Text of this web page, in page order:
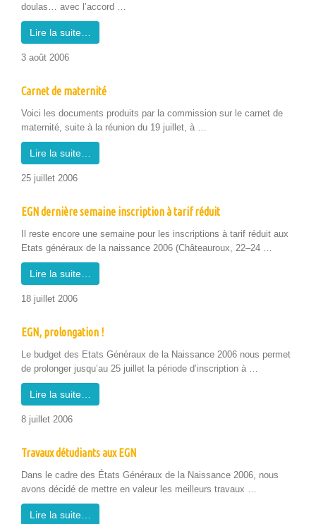
doulas… avec l’ac­cord …
Lire la suite…
3 août 2006
Carnet de maternité
Voici les doc­u­ments pro­duits par la com­mis­sion sur le car­net de
mater­nité, suite à la réu­nion du 19 juil­let, à …
Lire la suite…
25 juil­let 2006
EGN dernière semaine inscription à tarif réduit
Il reste encore une semaine pour les inscrip­tions à tarif réduit aux
Etats généraux de la nais­sance 2006 (Château­roux, 22–24 …
Lire la suite…
18 juil­let 2006
EGN, prolongation !
Le bud­get des Etats Généraux de la Nais­sance 2006 nous per­met
de pro­longer jusqu’au 25 juil­let la péri­ode d’in­scrip­tion à …
Lire la suite…
8 juil­let 2006
Travaux détudiants aux EGN
Dans le cadre des États Généraux de la Nais­sance 2006, nous
avons décidé de met­tre en valeur les meilleurs travaux …
Lire la suite…